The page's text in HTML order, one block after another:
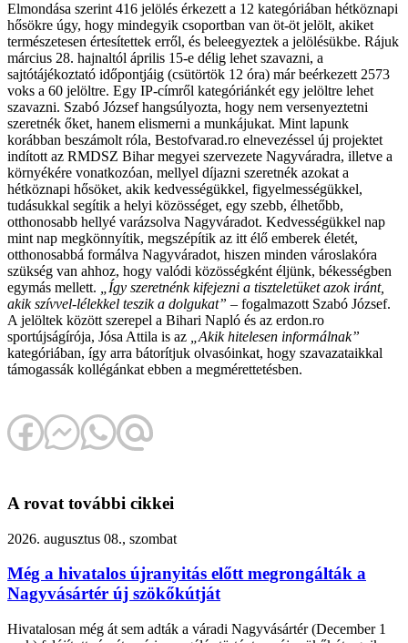
Elmondása szerint 416 jelölés érkezett a 12 kategóriában hétköznapi
hősökre úgy, hogy mindegyik csoportban van öt-öt jelölt, akiket
természetesen értesítettek erről, és beleegyeztek a jelölésükbe. Rájuk
március 28. hajnaltól április 15-e délig lehet szavazni, a
sajtótájékoztató időpontjáig (csütörtök 12 óra) már beérkezett 2573
voks a 60 jelöltre. Egy IP-címről kategóriánkét egy jelöltre lehet
szavazni. Szabó József hangsúlyozta, hogy nem versenyeztetni
szeretnék őket, hanem elismerni a munkájukat. Mint lapunk
korábban beszámolt róla, Bestofvarad.ro elnevezéssel új projektet
indított az RMDSZ Bihar megyei szervezete Nagyváradra, illetve a
környékére vonatkozóan, mellyel díjazni szeretnék azokat a
hétköznapi hősöket, akik kedvességükkel, figyelmességükkel,
tudásukkal segítik a helyi közösséget, egy szebb, élhetőbb,
otthonosabb hellyé varázsolva Nagyváradot. Kedvességükkel nap
mint nap megkönnyítik, megszépítik az itt élő emberek életét,
otthonosabbá formálva Nagyváradot, hiszen minden városlakóra
szükség van ahhoz, hogy valódi közösségként éljünk, békességben
egymás mellett. „Így szeretnénk kifejezni a tiszteletüket azok iránt,
akik szívvel-lélekkel teszik a dolgukat” – fogalmazott Szabó József.
A jelöltek között szerepel a Bihari Napló és az erdon.ro
sportújságírója, Jósa Attila is az
„Akik hitelesen informálnak”
kategóriában, így arra bátorítjuk olvasóinkat, hogy szavazataikkal
támogassák kollégánkat ebben a megmérettetésben.
A rovat további cikkei
2026. augusztus 08., szombat
Még a hivatalos újranyitás előtt megrongálták a
Nagyvásártér új szökőkútját
Hivatalosan még át sem adták a váradi Nagyvásártér (December 1